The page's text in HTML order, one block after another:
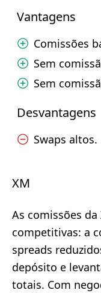
Vantagens
Comissões
Sem
Sem
Desvantagens
Swaps altos.
XM
As comissões
competitivas: a
spreads
depósito e
totais. Com